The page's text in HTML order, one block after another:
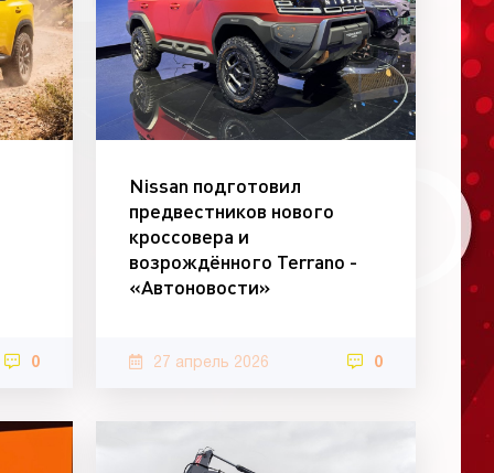
0
Nissan подготовил
предвестников нового
кроссовера и
возрождённого Terrano -
«Автоновости»
27 апрель 2026 0